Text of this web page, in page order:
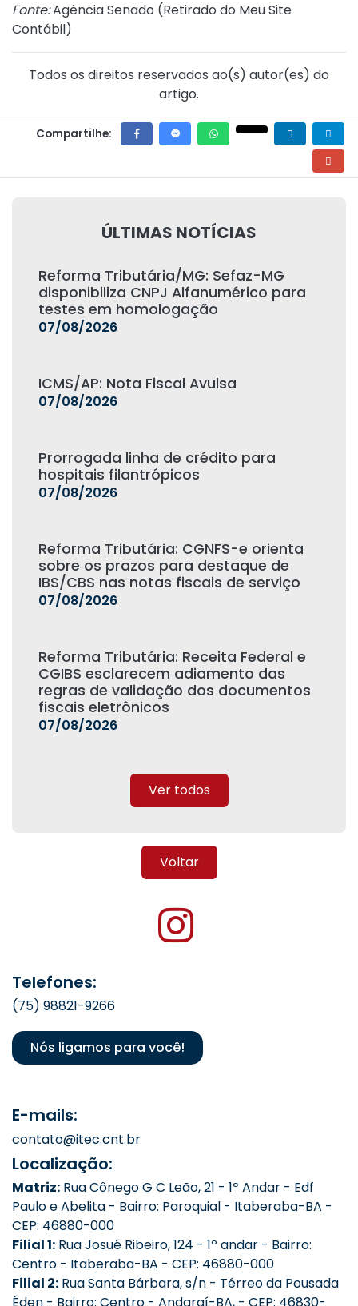
Fonte:Agência Senado (Retirado do Meu Site
Contábil)
Todos os direitos reservados ao(s) autor(es) do
artigo.
Compartilhe:
ÚLTIMAS NOTÍCIAS
Reforma Tributária/MG: Sefaz-MG
disponibiliza CNPJ Alfanumérico para
testes em homologação
07/08/2026
ICMS/AP: Nota Fiscal Avulsa
07/08/2026
Prorrogada linha de crédito para
hospitais filantrópicos
07/08/2026
Reforma Tributária: CGNFS-e orienta
sobre os prazos para destaque de
IBS/CBS nas notas fiscais de serviço
07/08/2026
Reforma Tributária: Receita Federal e
CGIBS esclarecem adiamento das
regras de validação dos documentos
fiscais eletrônicos
07/08/2026
Ver todos
Voltar
Telefones:
(75) 98821-9266
Nós ligamos para você!
E-mails:
contato@itec.cnt.br
Localização:
Matriz: Rua Cônego G C Leão, 21 - 1º Andar - Edf
Paulo e Abelita - Bairro: Paroquial - Itaberaba-BA -
CEP: 46880-000
Filial 1: Rua Josué Ribeiro, 124 - 1º andar - Bairro:
Centro - Itaberaba-BA - CEP: 46880-000
Filial 2: Rua Santa Bárbara, s/n - Térreo da Pousada